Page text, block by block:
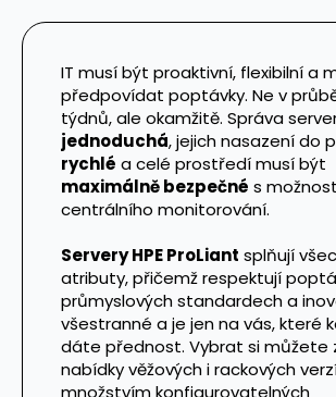
IT musí být proaktivní, flexibilní a
předpovídat poptávky. Ne v
týdnů, ale okamžitě. Správa
jednoduchá, jejich nasazení do
rychlé a celé prostředí musí být
maximálně bezpečné s
centrálního monitorování.
Servery HPE ProLiant splňují
atributy, přičemž respektují
průmyslových standardech a
všestranné a je jen na vás, které
dáte přednost. Vybrat si můžete
nabídky věžových i rackových
množstvím konfigurovatelných